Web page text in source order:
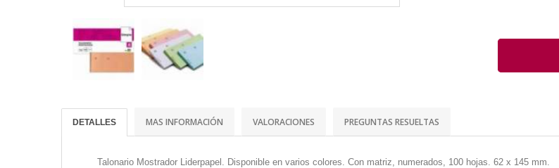
DETALLES MAS INFORMACIÓN VALORACIONES PREGUNTAS RESUELTAS
Talonario Mostrador Liderpapel. Disponible en varios colores. Con matriz, numerados, 100 hojas. 62 x 145 mm.